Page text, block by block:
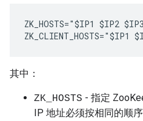
ZK_HOSTS="$IP1 $IP2
ZK_CLIENT_HOSTS="$IP1
其中：
ZK_HOSTS - 指定
IP 地址必须按相同的顺